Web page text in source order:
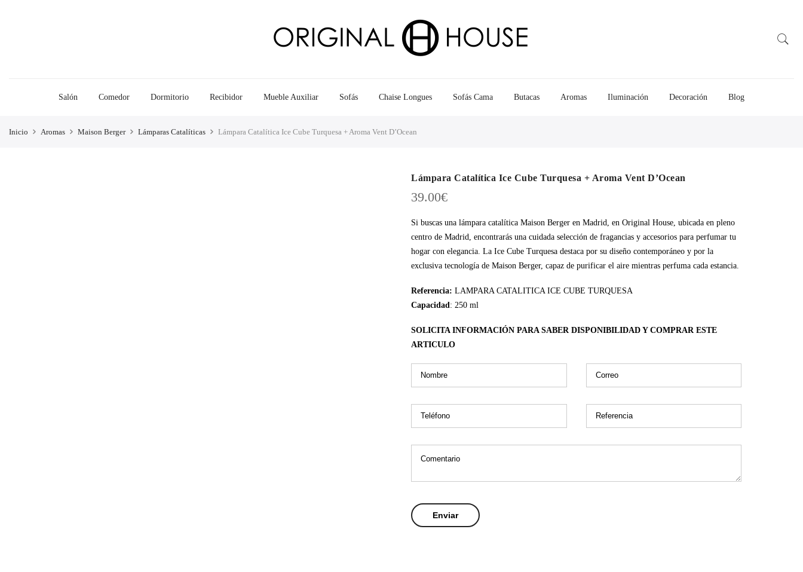
Salón Comedor Dormitorio Recibidor Mueble Auxiliar Sofás Chaise Longues Sofás Cama Butacas Aromas Iluminación Decoración Blog
Inicio Aromas Maison Berger Lámparas Catalíticas Lámpara Catalítica Ice Cube Turquesa + Aroma Vent D’Ocean
Lámpara Catalítica Ice Cube Turquesa + Aroma Vent D’Ocean
39.00€
Si buscas una lámpara catalítica Maison Berger en Madrid, en Original House, ubicada en pleno
centro de Madrid, encontrarás una cuidada selección de fragancias y accesorios para perfumar tu
hogar con elegancia. La Ice Cube Turquesa destaca por su diseño contemporáneo y por la
exclusiva tecnología de Maison Berger, capaz de purificar el aire mientras perfuma cada estancia.
Referencia: LAMPARA CATALITICA ICE CUBE TURQUESA
Capacidad: 250 ml
SOLICITA INFORMACIÓN PARA SABER DISPONIBILIDAD Y COMPRAR ESTE
ARTICULO